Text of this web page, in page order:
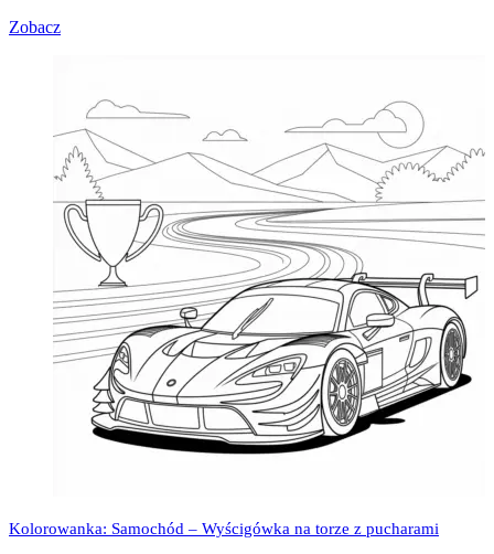
Zobacz
Kolorowanka: Samochód – Wyścigówka na torze z pucharami